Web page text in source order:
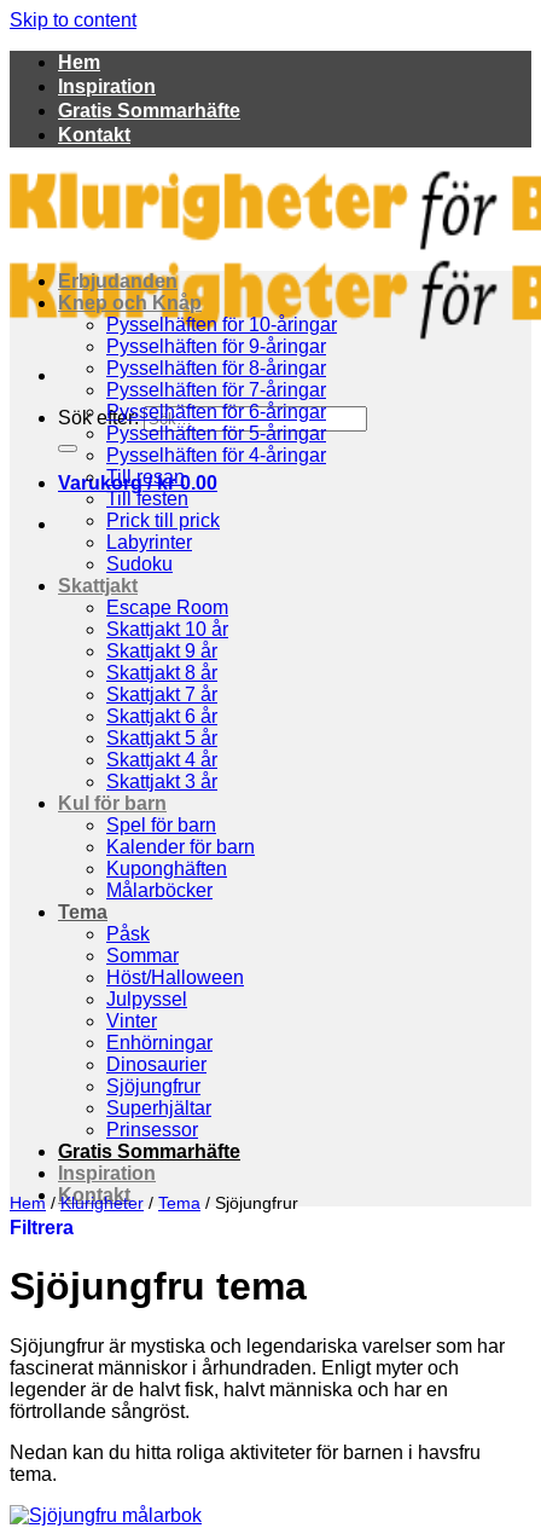
Skip to content
Hem
Inspiration
Gratis Sommarhäfte
Kontakt
Sök efter:
Varukorg /kr0.00
Erbjudanden
Knep och Knåp
Pysselhäften för 10-åringar
Pysselhäften för 9-åringar
Pysselhäften för 8-åringar
Pysselhäften för 7-åringar
Pysselhäften för 6-åringar
Pysselhäften för 5-åringar
Pysselhäften för 4-åringar
Till resan
Till festen
Prick till prick
Labyrinter
Sudoku
Skattjakt
Escape Room
Skattjakt 10 år
Skattjakt 9 år
Skattjakt 8 år
Skattjakt 7 år
Skattjakt 6 år
Skattjakt 5 år
Skattjakt 4 år
Skattjakt 3 år
Kul för barn
Spel för barn
Kalender för barn
Kuponghäften
Målarböcker
Tema
Påsk
Sommar
Höst/Halloween
Julpyssel
Vinter
Enhörningar
Dinosaurier
Sjöjungfrur
Superhjältar
Prinsessor
Gratis Sommarhäfte
Inspiration
Kontakt
Hem / Klurigheter / Tema / Sjöjungfrur
Filtrera
Sjöjungfru tema
Sjöjungfrur är mystiska och legendariska varelser som har
fascinerat människor i århundraden. Enligt myter och
legender är de halvt fisk, halvt människa och har en
förtrollande sångröst.
Nedan kan du hitta roliga aktiviteter för barnen i havsfru
tema.